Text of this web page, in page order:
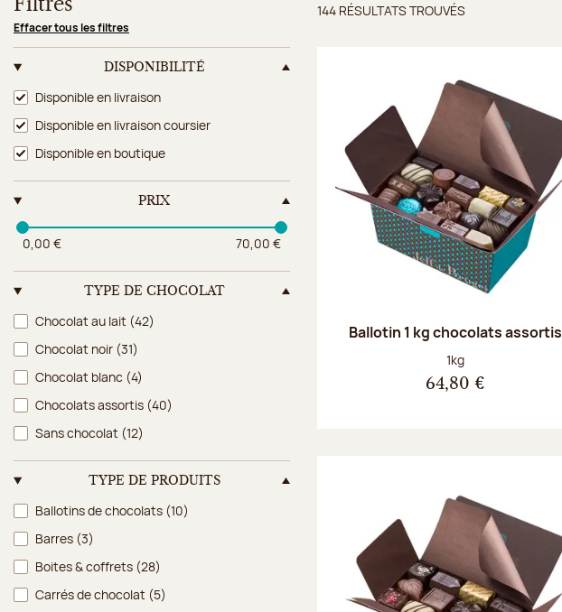
Filtres
Effacer tous les filtres
DISPONIBILITÉ
Disponibilité
Disponible en livraison
Disponible en livraison coursier
Disponible en boutique
PRIX
0,00 € 70,00 €
TYPE DE CHOCOLAT
Type de chocolat
Chocolat au lait (42)
Chocolat noir (31)
Chocolat blanc (4)
Chocolats assortis (40)
Sans chocolat (12)
TYPE DE PRODUITS
Type de produits
Ballotins de chocolats (10)
Barres (3)
Boites & coffrets (28)
Carrés de chocolat (5)
Résultats trouvés
144 RÉSULTATS TROUVÉS
Ballotin 1 kg chocolats assortis
Poids net :
1kg
64,80 €